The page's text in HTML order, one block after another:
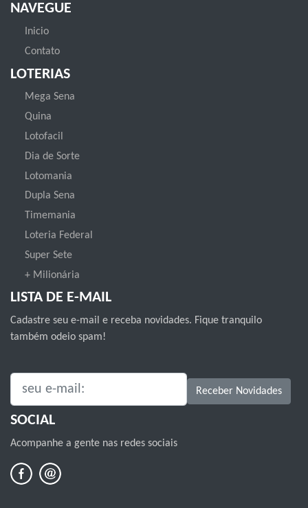
NAVEGUE
Inicio
Contato
LOTERIAS
Mega Sena
Quina
Lotofacil
Dia de Sorte
Lotomania
Dupla Sena
Timemania
Loteria Federal
Super Sete
+ Milionária
LISTA DE E-MAIL
Cadastre seu e-mail e receba novidades. Fique tranquilo
também odeio spam!
SEU E-MAIL: Receber Novidades
SOCIAL
Acompanhe a gente nas redes sociais